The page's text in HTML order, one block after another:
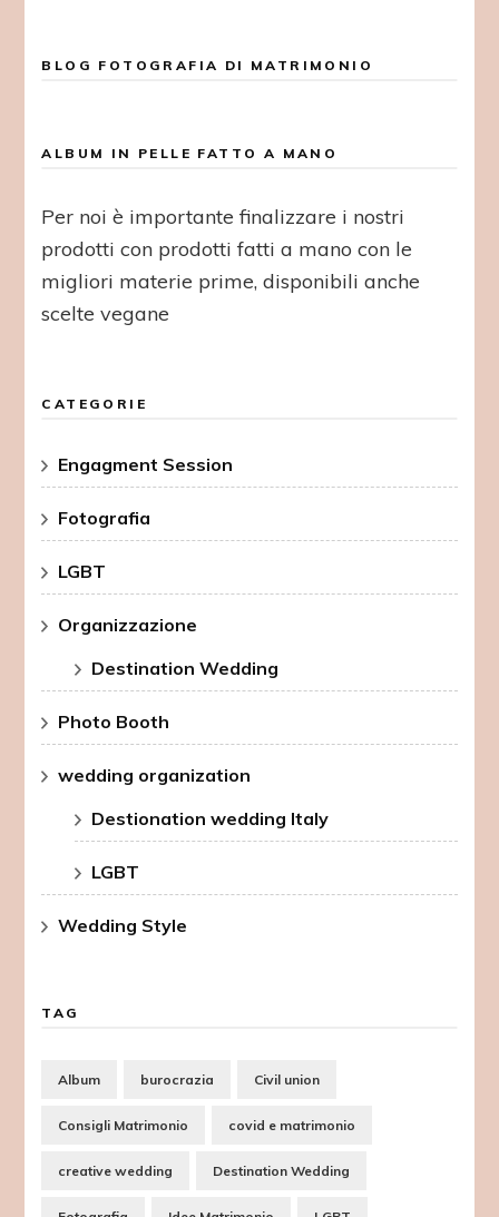
BLOG FOTOGRAFIA DI MATRIMONIO
ALBUM IN PELLE FATTO A MANO
Per noi è importante finalizzare i nostri
prodotti con prodotti fatti a mano con le
migliori materie prime, disponibili anche
scelte vegane
CATEGORIE
Engagment Session
Fotografia
LGBT
Organizzazione
Destination Wedding
Photo Booth
wedding organization
Destionation wedding Italy
LGBT
Wedding Style
TAG
Album burocrazia Civil union
Consigli Matrimonio covid e matrimonio
creative wedding Destination Wedding